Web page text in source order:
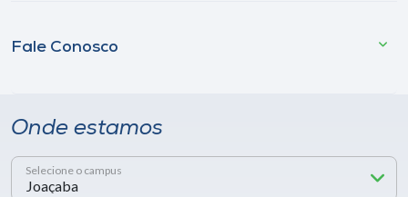
Fale Conosco
Onde estamos
Selecione o campus